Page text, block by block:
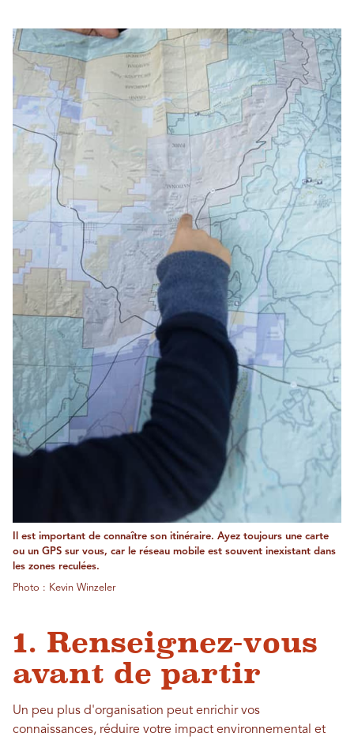
Il est important de connaître son itinéraire. Ayez toujours une carte
ou un GPS sur vous, car le réseau mobile est souvent inexistant dans
les zones reculées.
Photo : Kevin Winzeler
1. Renseignez-vous
avant de partir
Un peu plus d'organisation peut enrichir vos
connaissances, réduire votre impact environnemental et